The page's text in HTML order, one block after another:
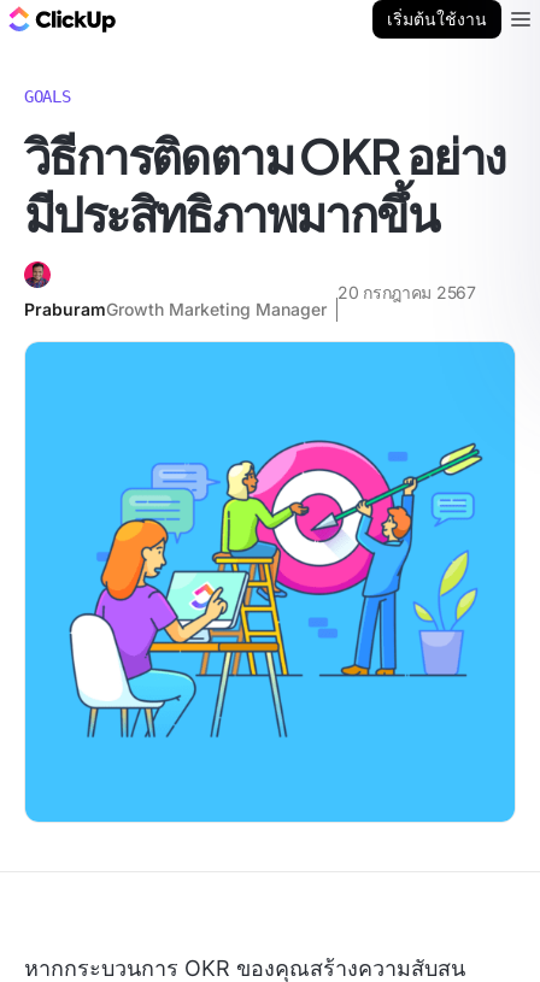
เริ่มต้นใช้งาน
GOALS
วิธีการติดตาม OKR อย่าง
มีประสิทธิภาพมากขึ้น
PraburamGrowth Marketing Manager
20 กรกฎาคม 2567
หากกระบวนการ OKR ของคุณสร้างความสับสน